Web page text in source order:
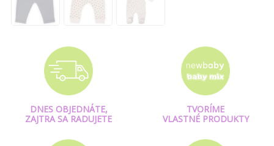
DNES OBJEDNÁTE,
ZAJTRA SA RADUJETE
TVORÍME
VLASTNÉ PRODUKTY